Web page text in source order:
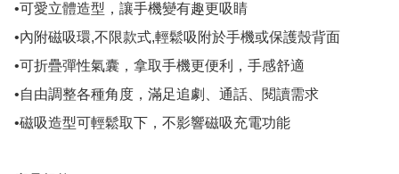
•可愛立體造型，讓手機變有趣更吸睛
•內附磁吸環,不限款式,輕鬆吸附於手機或保護殼背面
•可折疊彈性氣囊，拿取手機更便利，手感舒適
•自由調整各種角度，滿足追劇、通話、閱讀需求
•磁吸造型可輕鬆取下，不影響磁吸充電功能